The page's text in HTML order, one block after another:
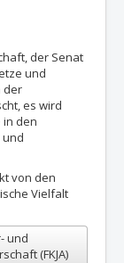
der Senat
und
der
es wird
in den
von den
Vielfalt
und
(FKJA)